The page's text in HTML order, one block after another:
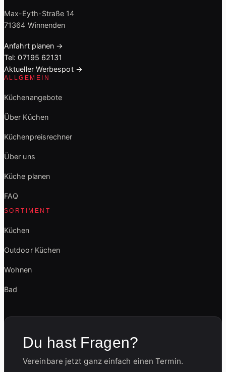
Max-Eyth-Straße 14
71364 Winnenden
Anfahrt planen →
Tel: 07195 62131
Aktueller Werbespot →
ALLGEMEIN
Küchenangebote
Über Küchen
Küchenpreisrechner
Über uns
Küche planen
FAQ
SORTIMENT
Küchen
Outdoor Küchen
Wohnen
Bad
Du hast Fragen?
Vereinbare jetzt ganz einfach einen Termin.